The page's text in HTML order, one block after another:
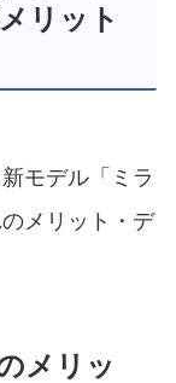
リット
モデル「ミラ
メリット・デ
メリッ